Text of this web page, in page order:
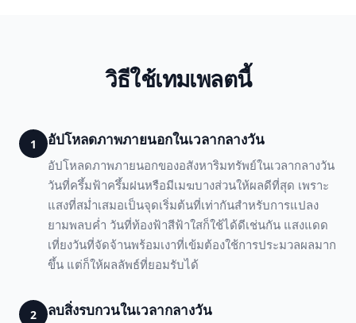
วิธีใช้เทมเพลตนี้
1 อัปโหลดภาพภายนอกในเวลากลางวัน
อัปโหลดภาพภายนอกของอสังหาริมทรัพย์ในเวลากลางวัน
วันที่ครึ้มฟ้าครึ้มฝนหรือมีเมฆบางส่วนให้ผลดีที่สุด เพราะ
แสงที่สม่ำเสมอเป็นจุดเริ่มต้นที่เท่ากันสำหรับการแปลง
ยามพลบค่ำ วันที่ท้องฟ้าสีฟ้าใสก็ใช้ได้ดีเช่นกัน แสงแดด
เที่ยงวันที่จัดจ้านพร้อมเงาที่เข้มต้องใช้การประมวลผลมาก
ขึ้น แต่ก็ให้ผลลัพธ์ที่ยอมรับได้
2 ลบสิ่งรบกวนในเวลากลางวัน